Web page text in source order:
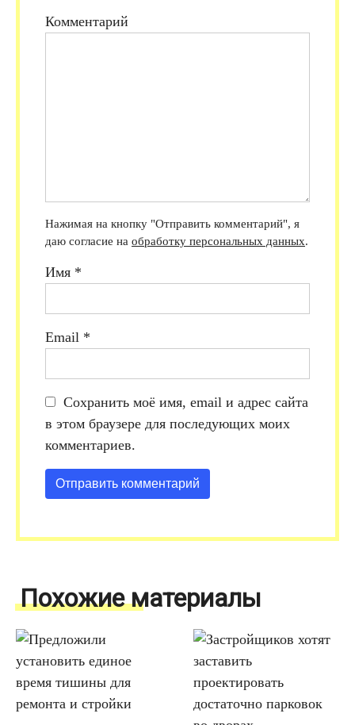
Комментарий
Нажимая на кнопку "Отправить комментарий", я
даю согласие на обработку персональных данных.
Имя *
Email *
Сохранить моё имя, email и адрес сайта
в этом браузере для последующих моих
комментариев.
Похожие материалы